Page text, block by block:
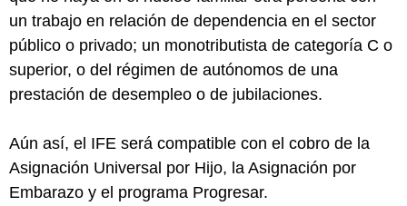
un trabajo en relación de dependencia en el sector
público o privado; un monotributista de categoría C o
superior, o del régimen de autónomos de una
prestación de desempleo o de jubilaciones.
Aún así, el IFE será compatible con el cobro de la
Asignación Universal por Hijo, la Asignación por
Embarazo y el programa Progresar.